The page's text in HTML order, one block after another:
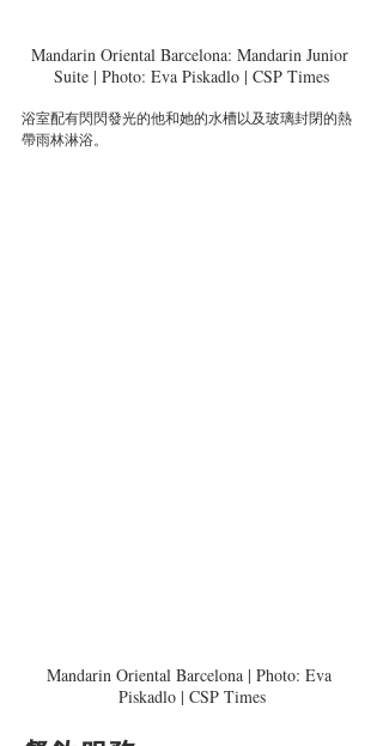
Mandarin Oriental Barcelona: Mandarin Junior
Suite | Photo: Eva Piskadlo | CSP Times
浴室配有閃閃發光的他和她的水槽以及玻璃封閉的熱
帶雨林淋浴。
Mandarin Oriental Barcelona | Photo: Eva
Piskadlo | CSP Times